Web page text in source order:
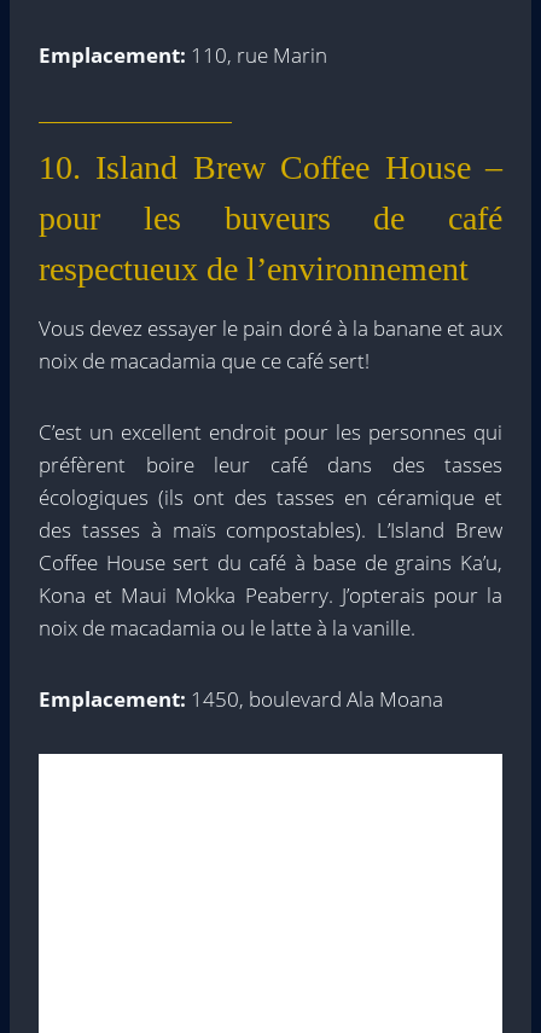
Emplacement: 110, rue Marin
10. Island Brew Coffee House –
pour les buveurs de café
respectueux de l’environnement
Vous devez essayer le pain doré à la banane et aux
noix de macadamia que ce café sert!
C’est un excellent endroit pour les personnes qui
préfèrent boire leur café dans des tasses
écologiques (ils ont des tasses en céramique et
des tasses à maïs compostables). L’Island Brew
Coffee House sert du café à base de grains Ka’u,
Kona et Maui Mokka Peaberry. J’opterais pour la
noix de macadamia ou le latte à la vanille.
Emplacement: 1450, boulevard Ala Moana